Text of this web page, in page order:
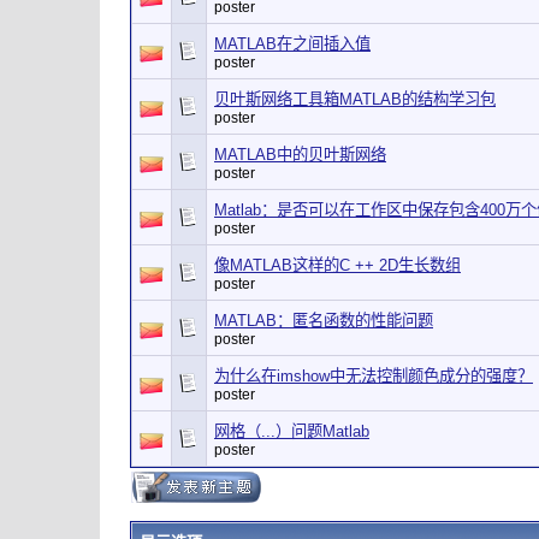
poster
MATLAB在之间插入值
poster
贝叶斯网络工具箱MATLAB的结构学习包
poster
MATLAB中的贝叶斯网络
poster
Matlab：是否可以在工作区中保存包含400万个
poster
像MATLAB这样的C ++ 2D生长数组
poster
MATLAB：匿名函数的性能问题
poster
为什么在imshow中无法控制颜色成分的强度？
poster
网格（...）问题Matlab
poster